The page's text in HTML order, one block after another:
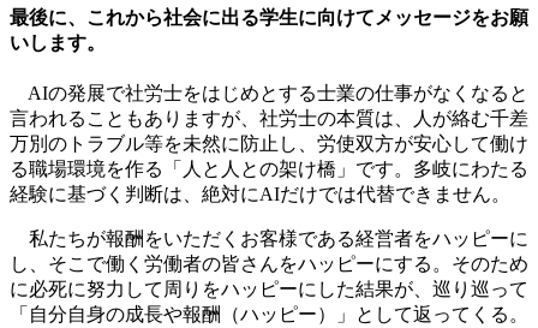
最後に、これから社会に出る学生に向けてメッセージをお願
いします。
AIの発展で社労士をはじめとする士業の仕事がなくなると
言われることもありますが、社労士の本質は、人が絡む千差
万別のトラブル等を未然に防止し、労使双方が安心して働け
る職場環境を作る「人と人との架け橋」です。多岐にわたる
経験に基づく判断は、絶対にAIだけでは代替できません。
私たちが報酬をいただくお客様である経営者をハッピーに
し、そこで働く労働者の皆さんをハッピーにする。そのため
に必死に努力して周りをハッピーにした結果が、巡り巡って
「自分自身の成長や報酬（ハッピー）」として返ってくる。